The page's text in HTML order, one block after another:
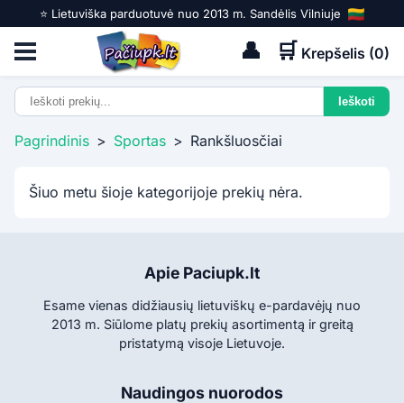
⭐️ Lietuviška parduotuvė nuo 2013 m. Sandėlis Vilniuje
👤 🛒 Krepšelis (0)
Pagrindinis > Sportas > Rankšluosčiai
Šiuo metu šioje kategorijoje prekių nėra.
Apie Paciupk.lt
Esame vienas didžiausių lietuviškų e-pardavėjų nuo
2013 m. Siūlome platų prekių asortimentą ir greitą
pristatymą visoje Lietuvoje.
Naudingos nuorodos